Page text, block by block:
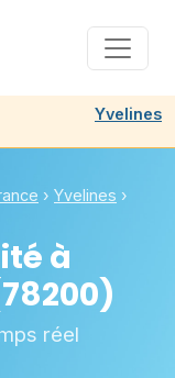
Yvelines
› Yvelines ›
à
réel